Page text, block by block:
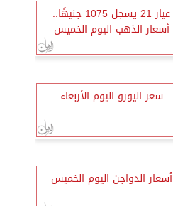
عيار 21 يسجل 1075 جنيهًا..
أسعار الذهب اليوم الخميس
سعر اليورو اليوم الأربعاء
أسعار الدواجن اليوم الخميس